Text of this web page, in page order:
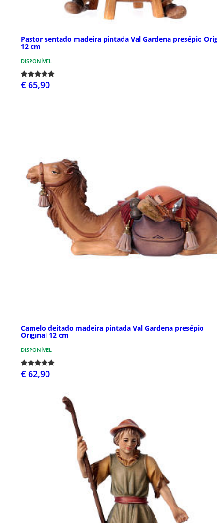
Pastor sentado madeira pintada Val Gardena presépio
12 cm
DISPONÍVEL
€ 65,90
Camelo deitado madeira pintada Val Gardena presépio
Original 12 cm
DISPONÍVEL
€ 62,90